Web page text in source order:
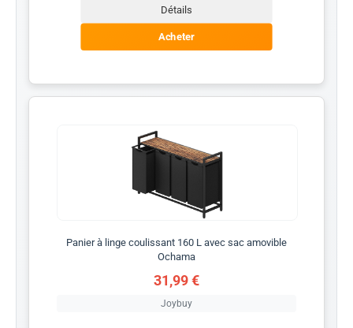
Détails
Acheter
Panier à linge coulissant 160 L avec sac amovible
Ochama
31,99 €
Joybuy